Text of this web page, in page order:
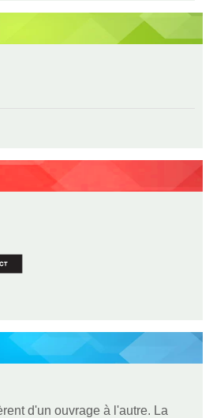
d'un ouvrage à l'autre. La